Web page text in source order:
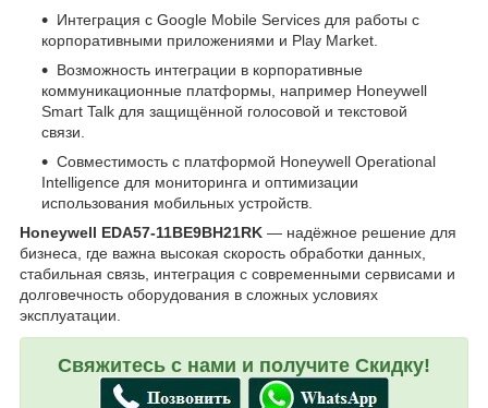
Интеграция с Google Mobile Services для работы с
корпоративными приложениями и Play Market.
Возможность интеграции в корпоративные
коммуникационные платформы, например Honeywell
Smart Talk для защищённой голосовой и текстовой
связи.
Совместимость с платформой Honeywell Operational
Intelligence для мониторинга и оптимизации
использования мобильных устройств.
Honeywell EDA57-11BE9BH21RK — надёжное решение для
бизнеса, где важна высокая скорость обработки данных,
стабильная связь, интеграция с современными сервисами и
долговечность оборудования в сложных условиях
эксплуатации.
Свяжитесь с нами и получите Скидку!